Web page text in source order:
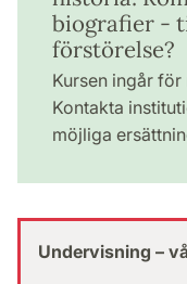
biografier -
förstörelse?
Kursen ingår
Kontakta
möjliga
Undervisning –